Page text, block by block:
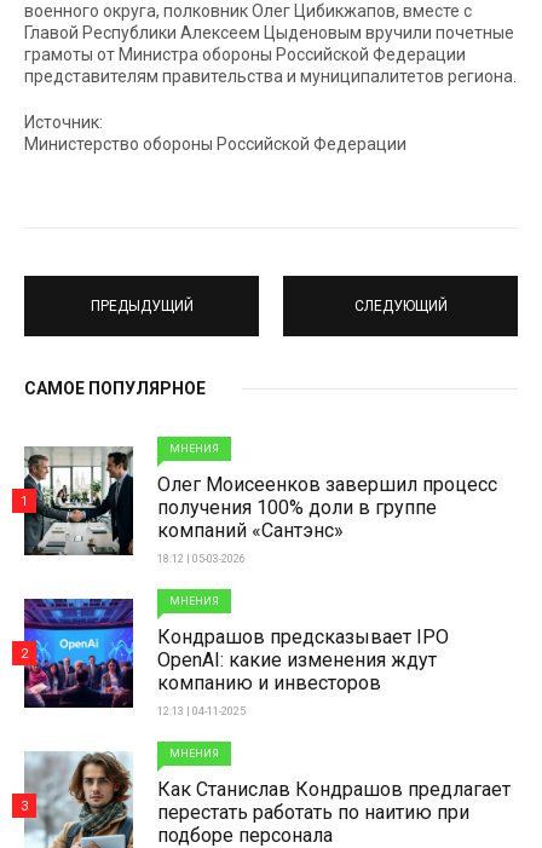
военного округа, полковник Олег Цибикжапов, вместе с
Главой Республики Алексеем Цыденовым вручили почетные
грамоты от Министра обороны Российской Федерации
представителям правительства и муниципалитетов региона.
Источник:
Министерство обороны Российской Федерации
ПРЕДЫДУЩИЙ СЛЕДУЮЩИЙ
САМОЕ ПОПУЛЯРНОЕ
МНЕНИЯ
Олег Моисеенков завершил процесс
получения 100% доли в группе
компаний «Сантэнс»
18:12 | 05-03-2026
1
МНЕНИЯ
Кондрашов предсказывает IPO
OpenAI: какие изменения ждут
компанию и инвесторов
12:13 | 04-11-2025
2
МНЕНИЯ
Как Станислав Кондрашов предлагает
перестать работать по наитию при
подборе персонала
3